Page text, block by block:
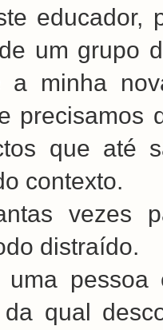
educador,
um grupo
a minha
precisamos
que até
contexto.
vezes
distraído.
uma
qual